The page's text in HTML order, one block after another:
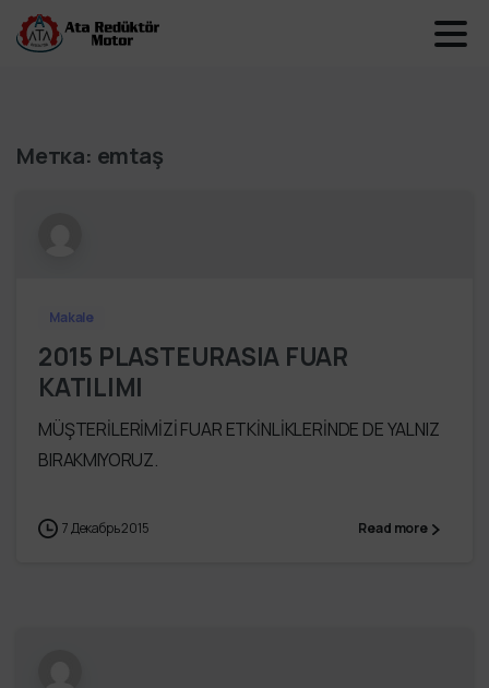
Метка: emtaş
Makale
2015 PLASTEURASIA FUAR
KATILIMI
MÜŞTERİLERİMİZİ FUAR ETKİNLİKLERİNDE DE YALNIZ
BIRAKMIYORUZ.
7 Декабрь 2015 Read more